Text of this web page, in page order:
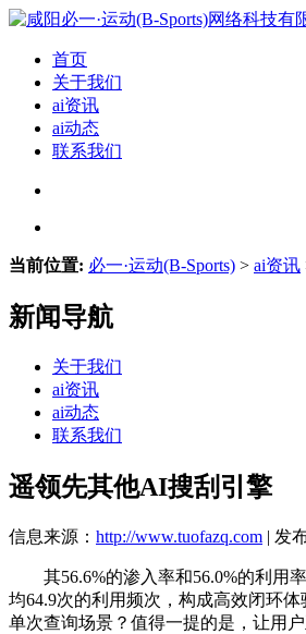
首页
关于我们
ai资讯
ai动态
联系我们
当前位置: 必一·运动(B-Sports) > ai资讯
新闻导航
关于我们
ai资讯
ai动态
联系我们
遥领先其他AI搜刮引擎
信息来源： http://www.tuofazq.com | 发
其56.6%的渗入率和56.0%的利用率
均64.9次的利用频次，构成高效闭环
单次查询场景？值得一提的是，让用